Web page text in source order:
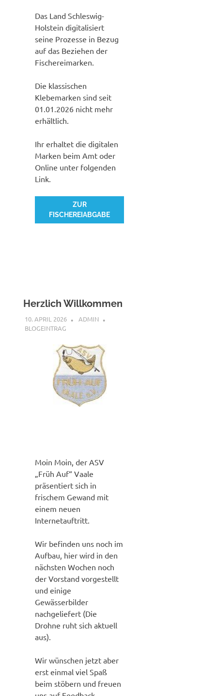
Das Land Schleswig-
Holstein digitalisiert
seine Prozesse in Bezug
auf das Beziehen der
Fischereimarken.
Die klassischen
Klebemarken sind seit
01.01.2026 nicht mehr
erhältlich.
Ihr erhaltet die digitalen
Marken beim Amt oder
Online unter folgenden
Link.
ZUR
FISCHEREIABGABE
Herzlich Willkommen
10. APRIL 2026
ADMIN
BLOGEINTRAG
Moin Moin, der ASV
„Früh Auf“ Vaale
präsentiert sich in
frischem Gewand mit
einem neuen
Internetauftritt.
Wir befinden uns noch im
Aufbau, hier wird in den
nächsten Wochen noch
der Vorstand vorgestellt
und einige
Gewässerbilder
nachgeliefert (Die
Drohne ruht sich aktuell
aus).
Wir wünschen jetzt aber
erst einmal viel Spaß
beim stöbern und freuen